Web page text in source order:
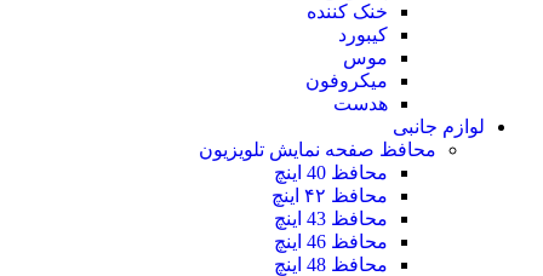
خنک کننده
کیبورد
موس
میکروفون
هدست
لوازم جانبی
محافظ صفحه نمایش تلویزیون
محافظ 40 اینچ
محافظ ۴۲ اینچ
محافظ 43 اینچ
محافظ 46 اینچ
محافظ 48 اینچ